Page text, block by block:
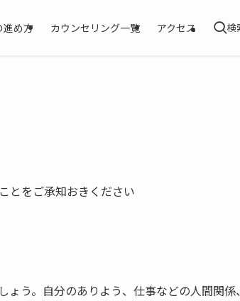
進め方 カウンセリング一覧 アクセス
とをご承知おきください
ょう。自分のありよう、仕事などの人間関係